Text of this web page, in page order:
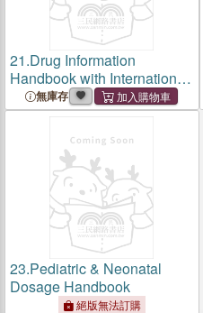
21.Drug Information
Handbook with International
Trade Names Index 2010-
2011
無庫存
23.Pediatric & Neonatal
Dosage Handbook
絕版無法訂購